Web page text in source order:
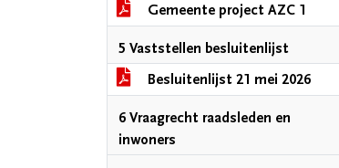
Gemeente project AZC 1
5 Vaststellen besluitenlijst
Besluitenlijst 21 mei 2026
6 Vraagrecht raadsleden en
inwoners